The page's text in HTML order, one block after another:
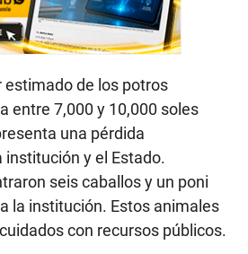
estimado de los potros
entre 7,000 y 10,000 soles
una pérdida
y el Estado.
seis caballos y un poni
la institución. Estos animales
con recursos públicos.